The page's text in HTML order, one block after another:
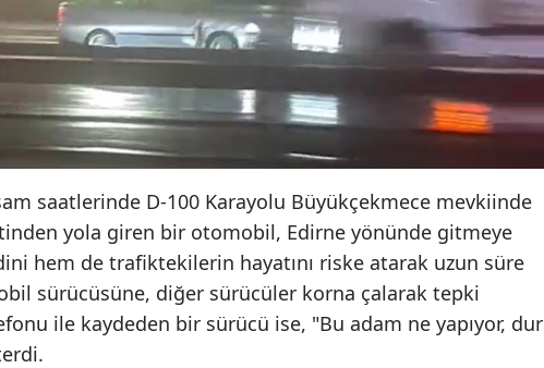
saatlerinde D-100 Karayolu Büyükçekmece mevkiinde
yola giren bir otomobil, Edirne yönünde gitmeye
hem de trafiktekilerin hayatını riske atarak uzun süre
sürücüsüne, diğer sürücüler korna çalarak tepki
ile kaydeden bir sürücü ise, "Bu adam ne yapıyor, dur